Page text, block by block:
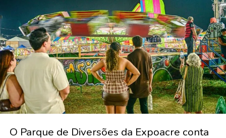
O Parque de Diversões da Expoacre conta